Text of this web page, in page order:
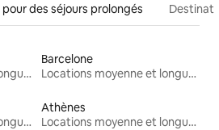
des séjours prolongés
Locations moyenne et longue durée
Barcelone
Locations moyenne et longue durée
Locations moyenne et longue durée
Athènes
Locations moyenne et longue durée